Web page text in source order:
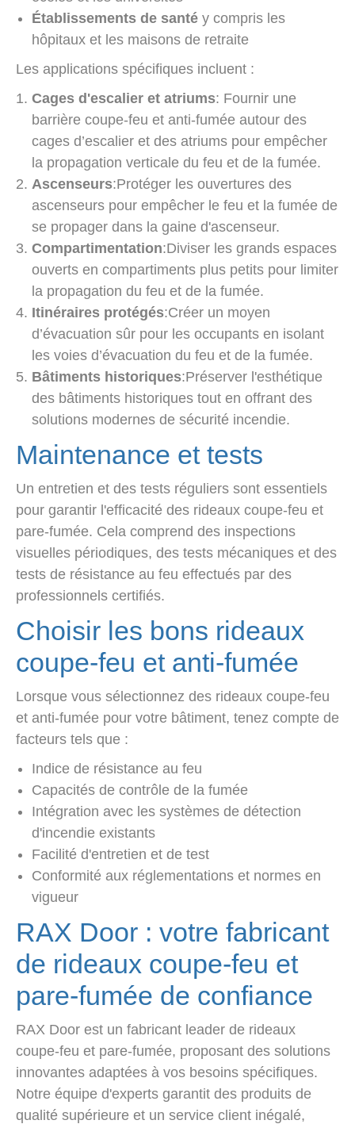
Établissements de santé y compris les
hôpitaux et les maisons de retraite
Les applications spécifiques incluent :
Cages d'escalier et atriums: Fournir une
barrière coupe-feu et anti-fumée autour des
cages d’escalier et des atriums pour empêcher
la propagation verticale du feu et de la fumée.
Ascenseurs:Protéger les ouvertures des
ascenseurs pour empêcher le feu et la fumée de
se propager dans la gaine d'ascenseur.
Compartimentation:Diviser les grands espaces
ouverts en compartiments plus petits pour limiter
la propagation du feu et de la fumée.
Itinéraires protégés:Créer un moyen
d’évacuation sûr pour les occupants en isolant
les voies d’évacuation du feu et de la fumée.
Bâtiments historiques:Préserver l'esthétique
des bâtiments historiques tout en offrant des
solutions modernes de sécurité incendie.
Maintenance et tests
Un entretien et des tests réguliers sont essentiels
pour garantir l'efficacité des rideaux coupe-feu et
pare-fumée. Cela comprend des inspections
visuelles périodiques, des tests mécaniques et des
tests de résistance au feu effectués par des
professionnels certifiés.
Choisir les bons rideaux
coupe-feu et anti-fumée
Lorsque vous sélectionnez des rideaux coupe-feu
et anti-fumée pour votre bâtiment, tenez compte de
facteurs tels que :
Indice de résistance au feu
Capacités de contrôle de la fumée
Intégration avec les systèmes de détection
d'incendie existants
Facilité d'entretien et de test
Conformité aux réglementations et normes en
vigueur
RAX Door : votre fabricant
de rideaux coupe-feu et
pare-fumée de confiance
RAX Door est un fabricant leader de rideaux
coupe-feu et pare-fumée, proposant des solutions
innovantes adaptées à vos besoins spécifiques.
Notre équipe d'experts garantit des produits de
qualité supérieure et un service client inégalé,